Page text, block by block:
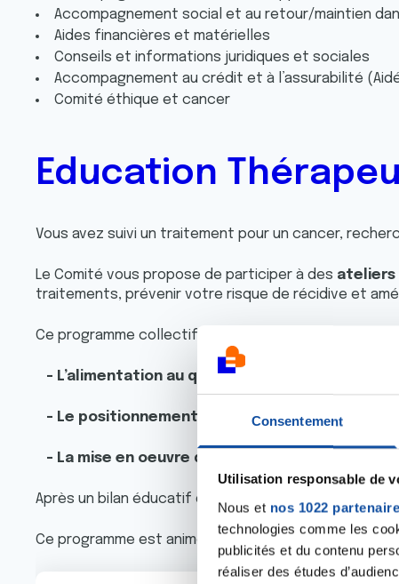
Consentement
Utilisation responsable de
Nous et nos 1022
technologies comme les
publicités et du contenu
réaliser des études
Accompagnement social et au retour/maintien
Aides financières et matérielles
Conseils et informations juridiques et sociales
Accompagnement au crédit et à l’assurabilité
Comité éthique et cancer
Education
Vous avez suivi un traitement pour un cancer,
Le Comité vous propose de participer à des ateliers
traitements, prévenir votre risque de récidive et
Ce programme collectif vise à
- L’alimentation au quotidien
- Le positionnement face à la maladie, à ses
- La mise en oeuvre d'une activité et ou un
Après un bilan éducatif d’une heure, nous
Ce programme est animé et accompagné par une